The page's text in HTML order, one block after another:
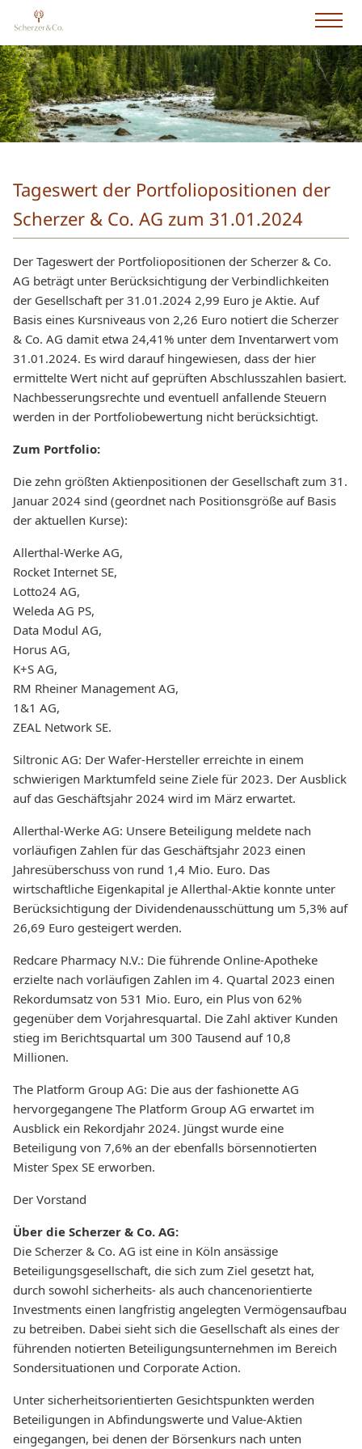
Tageswert der Portfoliopositionen der
Scherzer & Co. AG zum 31.01.2024
Der Tageswert der Portfoliopositionen der Scherzer & Co.
AG beträgt unter Berücksichtigung der Verbindlichkeiten
der Gesellschaft per 31.01.2024 2,99 Euro je Aktie. Auf
Basis eines Kursniveaus von 2,26 Euro notiert die Scherzer
& Co. AG damit etwa 24,41% unter dem Inventarwert vom
31.01.2024. Es wird darauf hingewiesen, dass der hier
ermittelte Wert nicht auf geprüften Abschlusszahlen basiert.
Nachbesserungsrechte und eventuell anfallende Steuern
werden in der Portfoliobewertung nicht berücksichtigt.
Zum Portfolio:
Die zehn größten Aktienpositionen der Gesellschaft zum 31.
Januar 2024 sind (geordnet nach Positionsgröße auf Basis
der aktuellen Kurse):
Allerthal-Werke AG,
Rocket Internet SE,
Lotto24 AG,
Weleda AG PS,
Data Modul AG,
Horus AG,
K+S AG,
RM Rheiner Management AG,
1&1 AG,
ZEAL Network SE.
Siltronic AG: Der Wafer-Hersteller erreichte in einem
schwierigen Marktumfeld seine Ziele für 2023. Der Ausblick
auf das Geschäftsjahr 2024 wird im März erwartet.
Allerthal-Werke AG: Unsere Beteiligung meldete nach
vorläufigen Zahlen für das Geschäftsjahr 2023 einen
Jahresüberschuss von rund 1,4 Mio. Euro. Das
wirtschaftliche Eigenkapital je Allerthal-Aktie konnte unter
Berücksichtigung der Dividendenausschüttung um 5,3% auf
26,69 Euro gesteigert werden.
Redcare Pharmacy N.V.: Die führende Online-Apotheke
erzielte nach vorläufigen Zahlen im 4. Quartal 2023 einen
Rekordumsatz von 531 Mio. Euro, ein Plus von 62%
gegenüber dem Vorjahresquartal. Die Zahl aktiver Kunden
stieg im Berichtsquartal um 300 Tausend auf 10,8
Millionen.
The Platform Group AG: Die aus der fashionette AG
hervorgegangene The Platform Group AG erwartet im
Ausblick ein Rekordjahr 2024. Jüngst wurde eine
Beteiligung von 7,6% an der ebenfalls börsennotierten
Mister Spex SE erworben.
Der Vorstand
Über die Scherzer & Co. AG:
Die Scherzer & Co. AG ist eine in Köln ansässige
Beteiligungsgesellschaft, die sich zum Ziel gesetzt hat,
durch sowohl sicherheits- als auch chancenorientierte
Investments einen langfristig angelegten Vermögensaufbau
zu betreiben. Dabei sieht sich die Gesellschaft als eines der
führenden notierten Beteiligungsunternehmen im Bereich
Sondersituationen und Corporate Action.
Unter sicherheitsorientierten Gesichtspunkten werden
Beteiligungen in Abfindungswerte und Value-Aktien
eingegangen, bei denen der Börsenkurs nach unten